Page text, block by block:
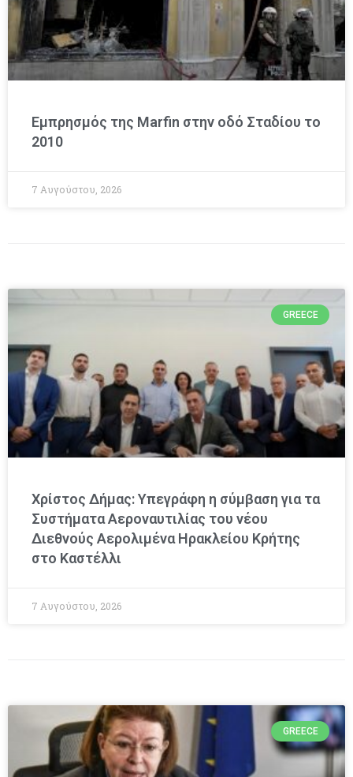
Εμπρησμός της Marfin στην οδό Σταδίου το
2010
7 Αυγούστου, 2026
GREECE
Χρίστος Δήμας: Υπεγράφη η σύμβαση για τα
Συστήματα Αεροναυτιλίας του νέου
Διεθνούς Αερολιμένα Ηρακλείου Κρήτης
στο Καστέλλι
7 Αυγούστου, 2026
GREECE